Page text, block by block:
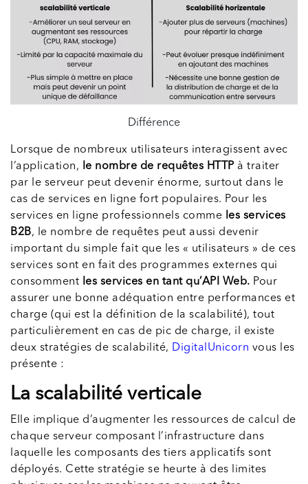
Différence
Lorsque de nombreux utilisateurs interagissent avec
l’application,
le nombre de requêtes HTTPà traiter
par le serveur peut devenir énorme, surtout dans le
cas de services en ligne fort populaires. Pour les
services en ligne professionnels comme les services
B2B, le nombre de requêtes peut aussi devenir
important du simple fait que les « utilisateurs » de ces
services sont en fait des programmes externes qui
consomment les services en tant qu’API Web. Pour
assurer une bonne adéquation entre performances et
charge (qui est la définition de la scalabilité), tout
particulièrement en cas de pic de charge, il existe
deux stratégies de scalabilité, DigitalUnicorn vous les
présente :
La scalabilité verticale
Elle implique d’augmenter les ressources de calcul de
chaque serveur composant l’infrastructure dans
laquelle les composants des tiers applicatifs sont
déployés. Cette stratégie se heurte à des limites